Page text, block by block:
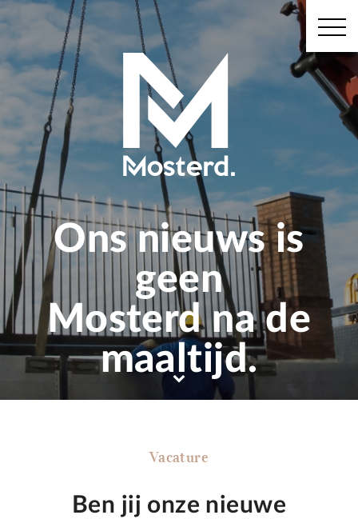
Ons nieuws is
geen
Mosterd na de
maaltijd.
Vacature
Ben jij onze nieuwe